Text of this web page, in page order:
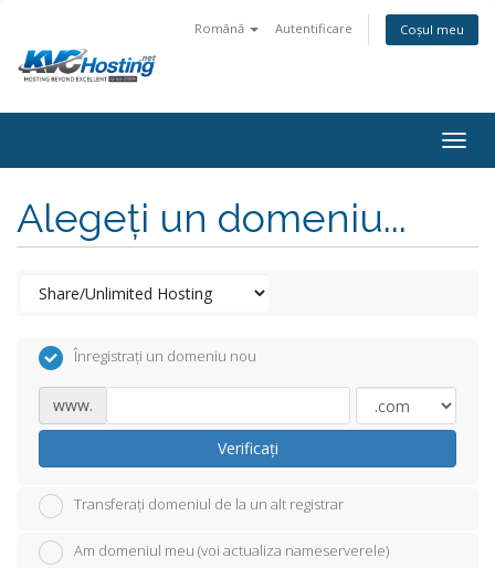
Română Autentificare Coșul meu
Alegeți un domeniu...
Înregistrați un domeniu nou
www.
Verificați
Transferați domeniul de la un alt registrar
Am domeniul meu (voi actualiza nameserverele)